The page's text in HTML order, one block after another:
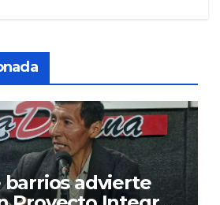
barrios advierte